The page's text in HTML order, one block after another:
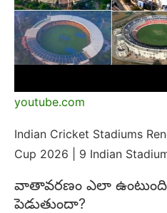
youtube.com
Indian Cricket Stadiums
Cup 2026 | 9 Indian
వాతావరణం ఎలా
పెడుతుందా?